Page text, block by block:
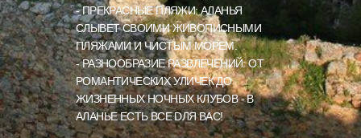
- ПРЕКРАСНЫЕ ПЛЯЖИ: АЛАНЬЯ
СЛЫВЕТ СВОИМИ ЖИВОПИСНЫМИ
ПЛЯЖАМИ И ЧИСТЫМ МОРЕМ.
- РАЗНООБРАЗИЕ РАЗВЛЕЧЕНИЙ: ОТ
РОМАНТИЧЕСКИХ УЛИЧЕК ДО
ЖИЗНЕННЫХ НОЧНЫХ КЛУБОВ - В
АЛАНЬЕ ЕСТЬ ВСЕ DЛЯ ВАС!